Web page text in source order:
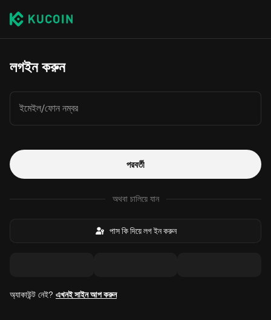
লগইন করুন
ইমেইল/ফোন নম্বর
পরবর্তী
অথবা চালিয়ে যান
পাস কি দিয়ে লগ ইন করুন
অ্যাকাউন্ট নেই? এখনই সাইন আপ করুন